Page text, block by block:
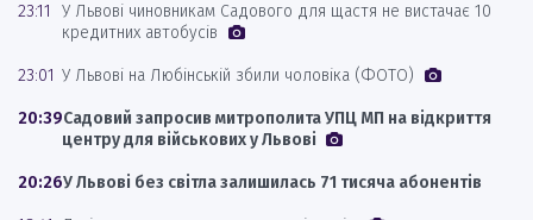
23:11
У Львові чиновникам Садового для щастя не вистачає 10
кредитних автобусів
23:01 У Львові на Любінській збили чоловіка (ФОТО)
20:39Садовий запросив митрополита УПЦ МП на відкриття
центру для військових у Львові
20:26У Львові без світла залишилась 71 тисяча абонентів